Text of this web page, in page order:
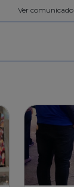
Ver comunicado